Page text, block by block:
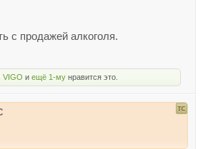
с продажей алкоголя.
VIGO и ещё 1-му нравится это.